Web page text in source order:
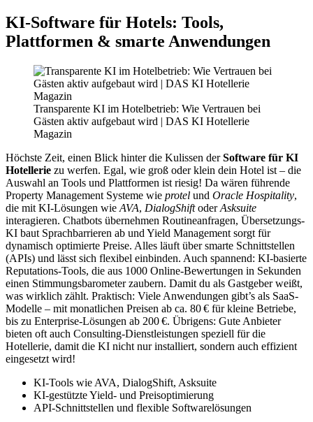
KI-Software für Hotels: Tools,
Plattformen & smarte Anwendungen
Transparente KI im Hotelbetrieb: Wie Vertrauen bei
Gästen aktiv aufgebaut wird | DAS KI Hotellerie
Magazin
Höchste Zeit, einen Blick hinter die Kulissen derSoftware für KI
Hotellerie zu werfen. Egal, wie groß oder klein dein Hotel ist – die
Auswahl an Tools und Plattformen ist riesig! Da wären führende
Property Management Systeme wie protel und Oracle Hospitality,
die mit KI-Lösungen wie AVA, DialogShiftoderAsksuite
interagieren. Chatbots übernehmen Routineanfragen, Übersetzungs-
KI baut Sprachbarrieren ab und Yield Management sorgt für
dynamisch optimierte Preise. Alles läuft über smarte Schnittstellen
(APIs) und lässt sich flexibel einbinden. Auch spannend: KI-basierte
Reputations-Tools, die aus 1000 Online-Bewertungen in Sekunden
einen Stimmungsbarometer zaubern. Damit du als Gastgeber weißt,
was wirklich zählt. Praktisch: Viele Anwendungen gibt’s als SaaS-
Modelle – mit monatlichen Preisen ab ca. 80 € für kleine Betriebe,
bis zu Enterprise-Lösungen ab 200 €. Übrigens: Gute Anbieter
bieten oft auch Consulting-Dienstleistungen speziell für die
Hotellerie, damit die KI nicht nur installiert, sondern auch effizient
eingesetzt wird!
KI-Tools wie AVA, DialogShift, Asksuite
KI-gestützte Yield- und Preisoptimierung
API-Schnittstellen und flexible Softwarelösungen